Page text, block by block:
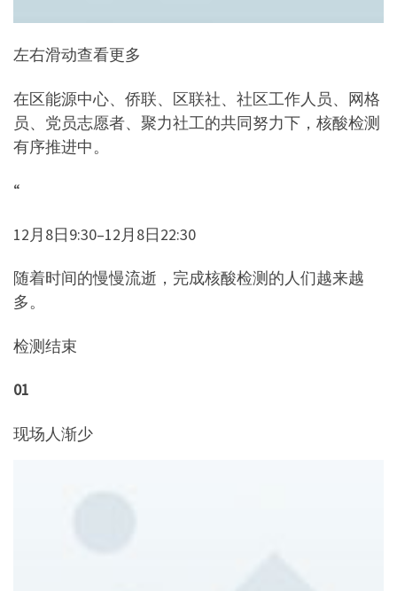
左右滑动查看更多
在区能源中心、侨联、区联社、社区工作人员、网格
员、党员志愿者、聚力社工的共同努力下，核酸检测
有序推进中。
“
12月8日9:30–12月8日22:30
随着时间的慢慢流逝，完成核酸检测的人们越来越
多。
检测结束
01
现场人渐少